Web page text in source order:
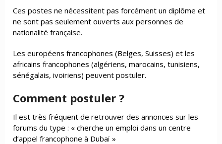
Ces postes ne nécessitent pas forcément un diplôme et
ne sont pas seulement ouverts aux personnes de
nationalité française.
Les européens francophones (Belges, Suisses) et les
africains francophones (algériens, marocains, tunisiens,
sénégalais, ivoiriens) peuvent postuler.
Comment postuler ?
Il est très fréquent de retrouver des annonces sur les
forums du type : « cherche un emploi dans un centre
d’appel francophone à Dubaï »